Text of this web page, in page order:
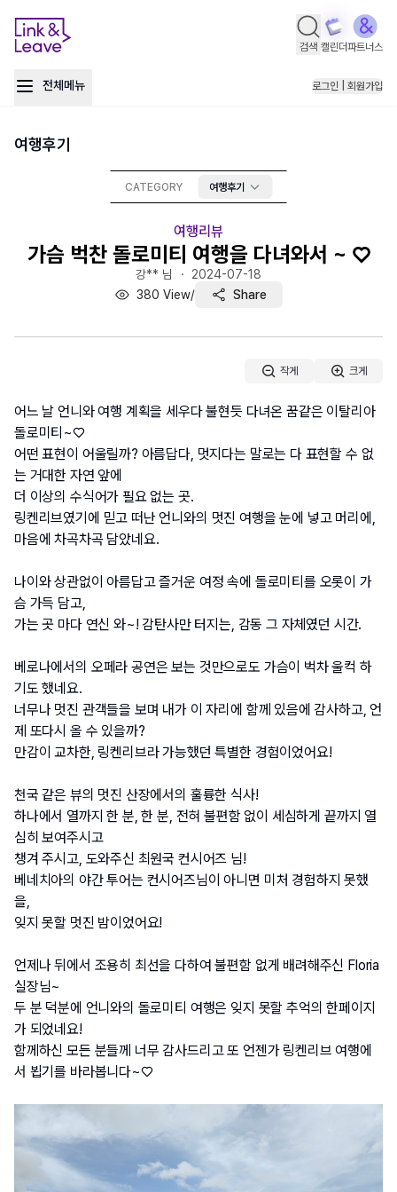
검색 캘린더파트너스
전체메뉴 로그인 | 회원가입
여행후기
CATEGORY 여행후기
여행리뷰
가슴 벅찬 돌로미티 여행을 다녀와서 ~ ♡
강** 님 ・ 2024-07-18
380 View/ Share
작게 크게
어느 날 언니와 여행 계획을 세우다 불현듯 다녀온 꿈같은 이탈리아
돌로미티~♡
어떤 표현이 어울릴까? 아름답다, 멋지다는 말로는 다 표현할 수 없
는 거대한 자연 앞에
더 이상의 수식어가 필요 없는 곳.
링켄리브였기에 믿고 떠난 언니와의 멋진 여행을 눈에 넣고 머리에,
마음에 차곡차곡 담았네요.
나이와 상관없이 아름답고 즐거운 여정 속에 돌로미티를 오롯이 가
슴 가득 담고,
가는 곳 마다 연신 와~! 감탄사만 터지는, 감동 그 자체였던 시간.
베로나에서의 오페라 공연은 보는 것만으로도 가슴이 벅차 울컥 하
기도 했네요.
너무나 멋진 관객들을 보며 내가 이 자리에 함께 있음에 감사하고, 언
제 또다시 올 수 있을까?
만감이 교차한, 링켄리브라 가능했던 특별한 경험이었어요!
천국 같은 뷰의 멋진 산장에서의 훌륭한 식사!
하나에서 열까지 한 분, 한 분, 전혀 불편함 없이 세심하게 끝까지 열
심히 보여주시고
챙겨 주시고, 도와주신 최원국 컨시어즈 님!
베네치아의 야간 투어는 컨시어즈님이 아니면 미처 경험하지 못했
을,
잊지 못할 멋진 밤이었어요!
언제나 뒤에서 조용히 최선을 다하여 불편함 없게 배려해주신 Floria
실장님~
두 분 덕분에 언니와의 돌로미티 여행은 잊지 못할 추억의 한페이지
가 되었네요!
함께하신 모든 분들께 너무 감사드리고 또 언젠가 링켄리브 여행에
서 뵙기를 바라봅니다~♡